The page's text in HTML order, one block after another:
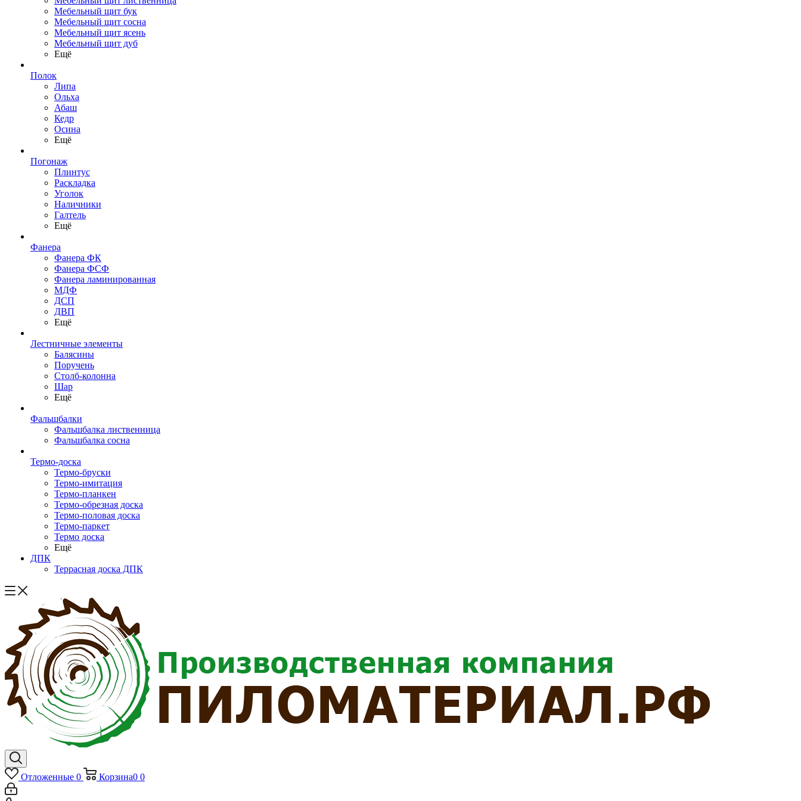
Мебельный щит бук
Мебельный щит сосна
Мебельный щит ясень
Мебельный щит дуб
Ещё
Полок
Липа
Ольха
Абаш
Кедр
Осина
Ещё
Погонаж
Плинтус
Раскладка
Уголок
Наличники
Галтель
Ещё
Фанера
Фанера ФК
Фанера ФСФ
Фанера ламинированная
МДФ
ДСП
ДВП
Ещё
Лестничные элементы
Балясины
Поручень
Столб-колонна
Шар
Ещё
Фальшбалки
Фальшбалка лиственница
Фальшбалка сосна
Термо-доска
Термо-бруски
Термо-имитация
Термо-планкен
Термо-обрезная доска
Термо-половая доска
Термо-паркет
Термо доска
Ещё
ДПК
Террасная доска ДПК
Отложенные 0 Корзина0 0